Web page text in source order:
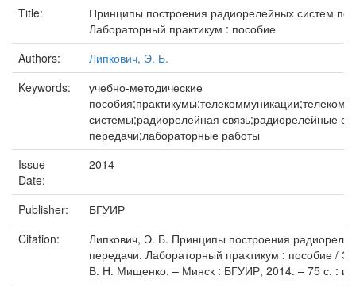
Title:
Принципы построения радиорелейных систем
Лабораторный практикум : пособие
Authors:
Липкович, Э. Б.
Keywords:
учебно-методические
системы;радиорелейная связь;радиорелейные
передачи;лабораторные работы
Issue
Date:
2014
Publisher:
БГУИР
Citation:
Липкович, Э. Б. Принципы построения
передачи. Лабораторный практикум : пособие /
В. Н. Мищенко. – Минск : БГУИР, 2014. – 75 с. :